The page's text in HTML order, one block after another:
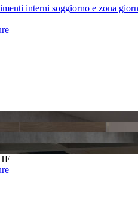
interni soggiorno e zona